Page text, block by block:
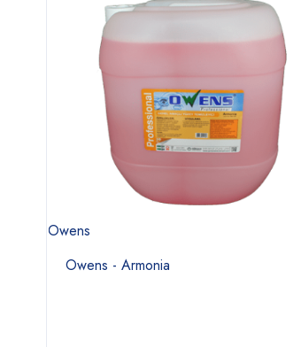
Owens
Owens - Armonia